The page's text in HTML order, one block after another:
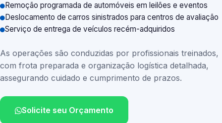
Remoção programada de automóveis em leilões e eventos
Deslocamento de carros sinistrados para centros de avaliação
Serviço de entrega de veículos recém-adquiridos
As operações são conduzidas por profissionais treinados,
com frota preparada e organização logística detalhada,
assegurando cuidado e cumprimento de prazos.
Solicite seu Orçamento